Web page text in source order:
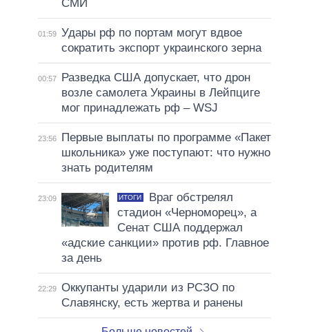
СМИ
01:59 Удары рф по портам могут вдвое
сократить экспорт украинского зерна
00:57
Разведка США допускает, что дрон
возле самолета Украины в Лейпциге
мог принадлежать рф – WSJ
23:56
Первые выплаты по программе «Пакет
школьника» уже поступают: что нужно
знать родителям
23:09 ИТОГИ
Враг обстрелял
стадион «Черноморец», а
Сенат США поддержал
«адские санкции» против рф. Главное
за день
22:29 Оккупанты ударили из РСЗО по
Славянску, есть жертва и ранены